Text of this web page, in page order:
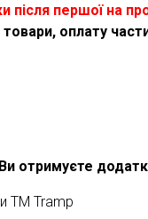
після першої на
оплату
отримуєте
ТМ Tramp